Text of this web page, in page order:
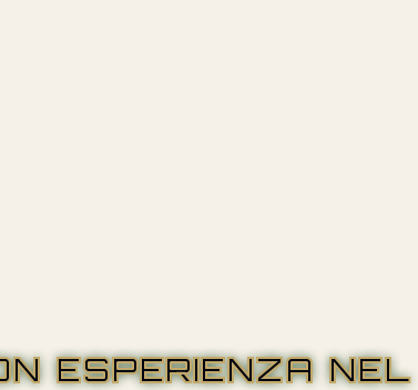
ESPERIENZA NEL